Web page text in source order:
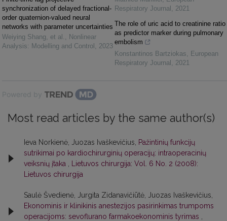
synchronization of delayed fractional-
order quaternion-valued neural
networks with parameter uncertainties
Weiying Shang, et al. , Nonlinear
Analysis: Modelling and Control , 2023
Respiratory Journal , 2021
The role of uric acid to creatinine ratio
as predictor marker during pulmonary
embolism
Konstantinos Bartziokas, European
Respiratory Journal , 2021
Powered by
Most read articles by the same author(s)
Ieva Norkienė, Juozas Ivaškevičius,
Pažintinių funkcijų
sutrikimai po kardiochirurginių operacijų: intraoperacinių
veiksnių įtaka
Lietuvos chirurgija: Vol. 6 No. 2 (2008):
Lietuvos chirurgija
Saulė Švedienė, Jurgita Zidanavičiūtė, Juozas Ivaškevičius,
Ekonominis ir klinikinis anestezijos pasirinkimas trumpoms
operacijoms: sevoflurano farmakoekonominis tyrimas